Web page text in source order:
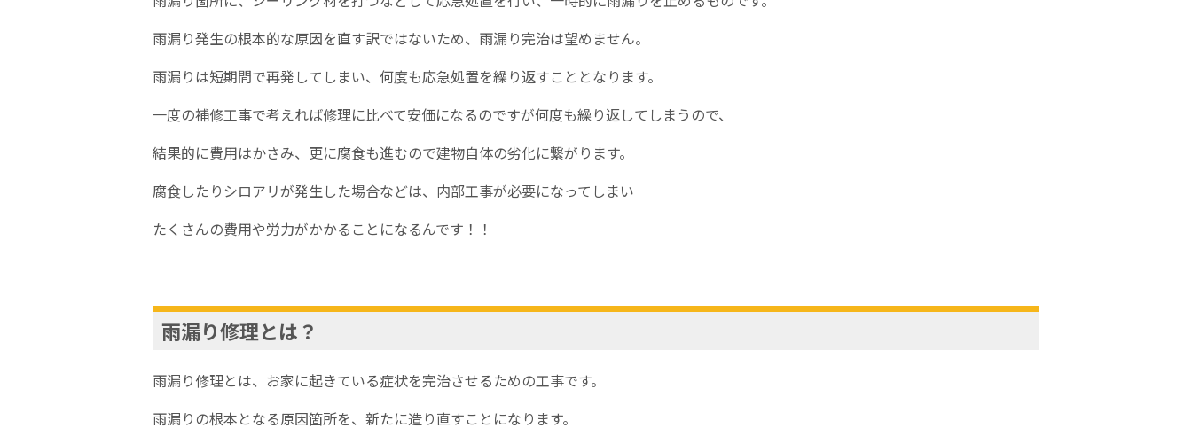
雨漏り発生の根本的な原因を直す訳ではないため、雨漏り完治は望めません。
雨漏りは短期間で再発してしまい、何度も応急処置を繰り返すこととなります。
一度の補修工事で考えれば修理に比べて安価になるのですが何度も繰り返してしまうので、
結果的に費用はかさみ、更に腐食も進むので建物自体の劣化に繋がります。
腐食したりシロアリが発生した場合などは、内部工事が必要になってしまい
たくさんの費用や労力がかかることになるんです！！
雨漏り修理とは？
雨漏り修理とは、お家に起きている症状を完治させるための工事です。
雨漏りの根本となる原因箇所を、新たに造り直すことになります。